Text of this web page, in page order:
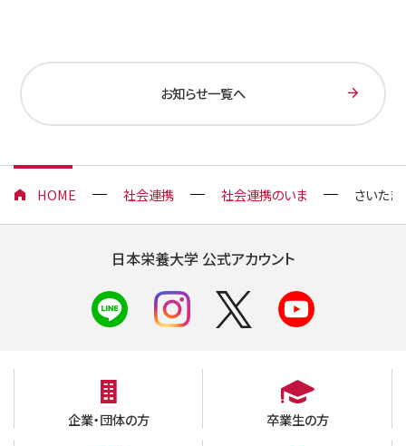
お知らせ一覧へ
HOME 社会連携 社会連携のいま さいた
日本栄養大学 公式アカウント
企業・団体の方 卒業生の方